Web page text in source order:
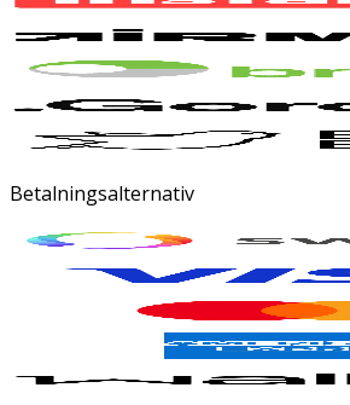
Betalningsalternativ